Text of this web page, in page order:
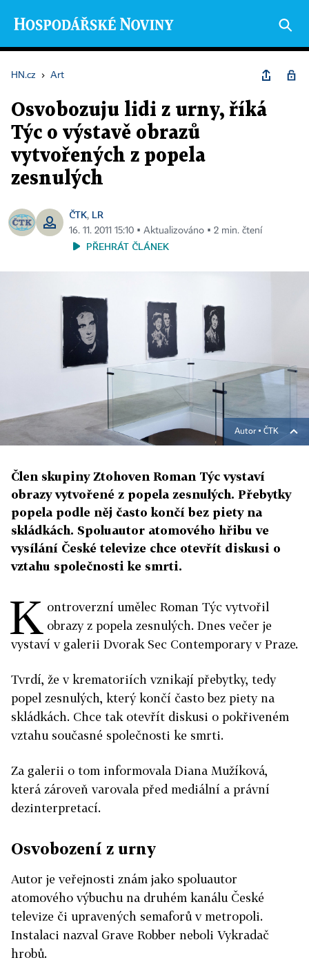
HN.cz › Art
Osvobozuju lidi z urny, říká
Týc o výstavě obrazů
vytvořených z popela
zesnulých
ČTK, LR
16. 11. 2011 15:10 ▪ Aktualizováno ▪ 2 min. čtení
PŘEHRÁT ČLÁNEK
Autor ▪ ČTK
Člen skupiny Ztohoven Roman Týc vystaví
obrazy vytvořené z popela zesnulých. Přebytky
popela podle něj často končí bez piety na
skládkách. Spoluautor atomového hřibu ve
vysílání České televize chce otevřít diskusi o
vztahu společnosti ke smrti.
K ontroverzní umělec Roman Týc vytvořil
obrazy z popela zesnulých. Dnes večer je
vystaví v galerii Dvorak Sec Contemporary v Praze.
Tvrdí, že v krematoriích vznikají přebytky, tedy
popel zesnulých, který končí často bez piety na
skládkách. Chce tak otevřít diskusi o pokřiveném
vztahu současné společnosti ke smrti.
Za galerii o tom informovala Diana Mužíková,
která zároveň varovala před mediální a právní
dezinterpretací.
Osvobození z urny
Autor je veřejnosti znám jako spoluautor
atomového výbuchu na druhém kanálu České
televize či upravených semaforů v metropoli.
Instalaci nazval Grave Robber neboli Vykradač
hrobů.